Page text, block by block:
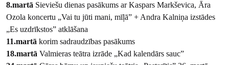
8.martā Sieviešu dienas pasākums ar Kaspars Markševica, Āra
Ozola koncertu „Vai tu jūti mani, mīļā” + Andra Kalniņa izstādes
„Es uzdrīkstos” atklāšana
11.martā korim sadraudzības pasākums
18.martā Valmieras teātra izrāde „Kad kalendārs sauc”